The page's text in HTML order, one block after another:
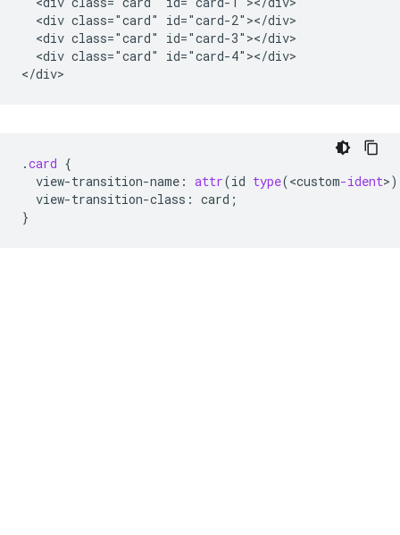
  <div class="card" id="card-2"></div>
  <div class="card" id="card-3"></div>
  <div class="card" id="card-4"></div>
.card {
view-transition-name : attr(id type(<custom-ident>
view-transition-class : card ;
}